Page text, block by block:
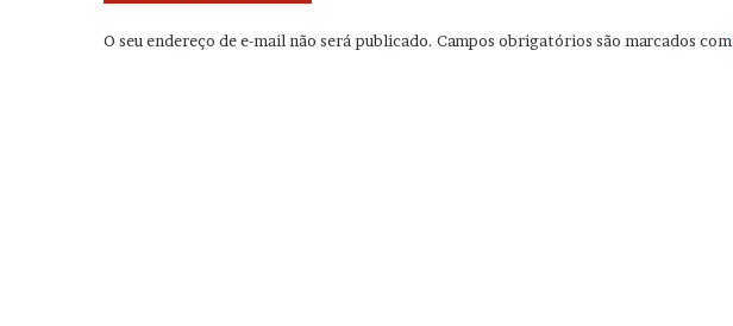
O seu endereço de e-mail não será publicado. Campos obrigatórios são marcados com